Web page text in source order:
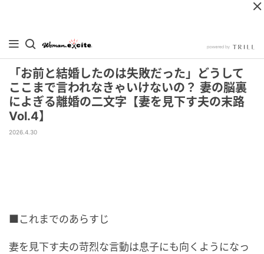
「お前と結婚したのは失敗だった」どうして
ここまで言われなきゃいけないの？ 妻の脳裏
によぎる離婚の二文字【妻を見下す夫の末路
Vol.4】
2026.4.30
■これまでのあらすじ
妻を見下す夫の苛烈な言動は息子にも向くようになっ